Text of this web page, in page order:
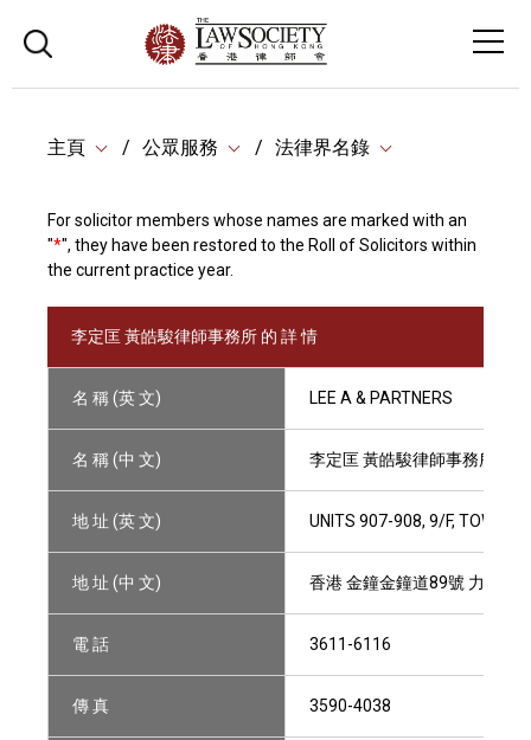
主頁 公眾服務 法律界名錄
For solicitor members whose names are marked with an
"*", they have been restored to the Roll of Solicitors within
the current practice year.
李定匡 黃皓駿律師事務所 的 詳 情
名 稱 (英 文) LEE A & PARTNERS
名 稱 (中 文) 李定匡 黃皓駿律師事務所
地 址 (英 文) UNITS 907-908, 9/F, TOWER
地 址 (中 文) 香港 金鐘金鐘道89號 力寶中
電 話 3611-6116
傳 真 3590-4038